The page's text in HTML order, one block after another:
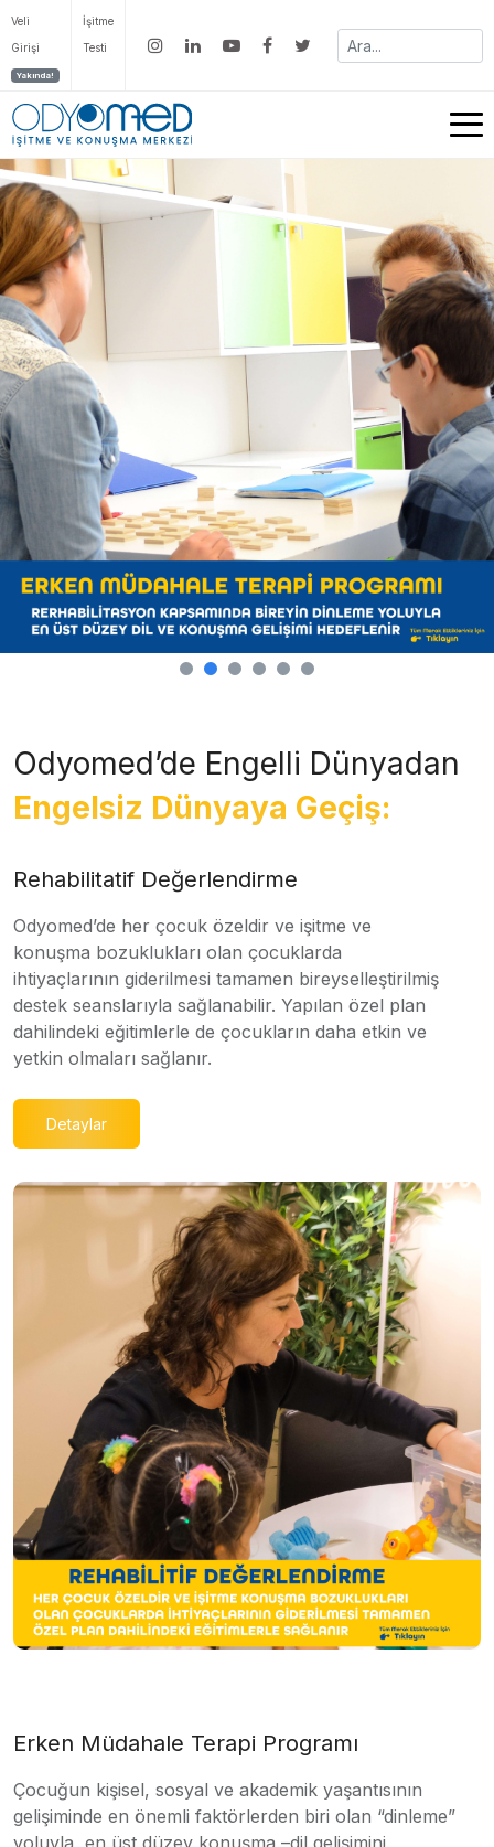
Veli
Girişi
Yakında!
İşitme
Testi
Odyomed’de Engelli Dünyadan
Engelsiz Dünyaya Geçiş:
Rehabilitatif Değerlendirme
Odyomed’de her çocuk özeldir ve işitme ve
konuşma bozuklukları olan çocuklarda
ihtiyaçlarının giderilmesi tamamen bireyselleştirilmiş
destek seanslarıyla sağlanabilir. Yapılan özel plan
dahilindeki eğitimlerle de çocukların daha etkin ve
yetkin olmaları sağlanır.
Detaylar
Erken Müdahale Terapi Programı
Çocuğun kişisel, sosyal ve akademik yaşantısının
gelişiminde en önemli faktörlerden biri olan “dinleme”
yoluyla, en üst düzey konuşma –dil gelişimini